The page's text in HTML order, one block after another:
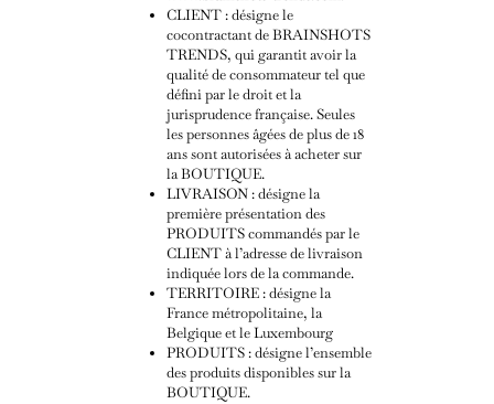
CLIENT : désigne le
cocontractant de BRAINSHOTS
TRENDS, qui garantit avoir la
qualité de consommateur tel que
défini par le droit et la
jurisprudence française. Seules
les personnes âgées de plus de 18
ans sont autorisées à acheter sur
la BOUTIQUE.
LIVRAISON : désigne la
première présentation des
PRODUITS commandés par le
CLIENT à l’adresse de livraison
indiquée lors de la commande.
TERRITOIRE : désigne la
France métropolitaine, la
Belgique et le Luxembourg
PRODUITS : désigne l’ensemble
des produits disponibles sur la
BOUTIQUE.